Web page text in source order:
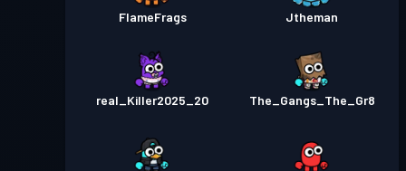
FIameFrags Jtheman
real_Killer2025_20 The_Gangs_The_Gr8